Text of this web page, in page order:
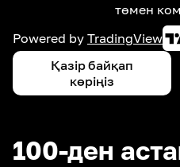
төмен
Powered by TradingView
Қазір байқап
көріңіз
100-ден